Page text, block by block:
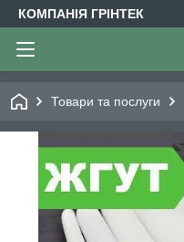
КОМПАНІЯ ГРІНТЕК
Товари та послуги